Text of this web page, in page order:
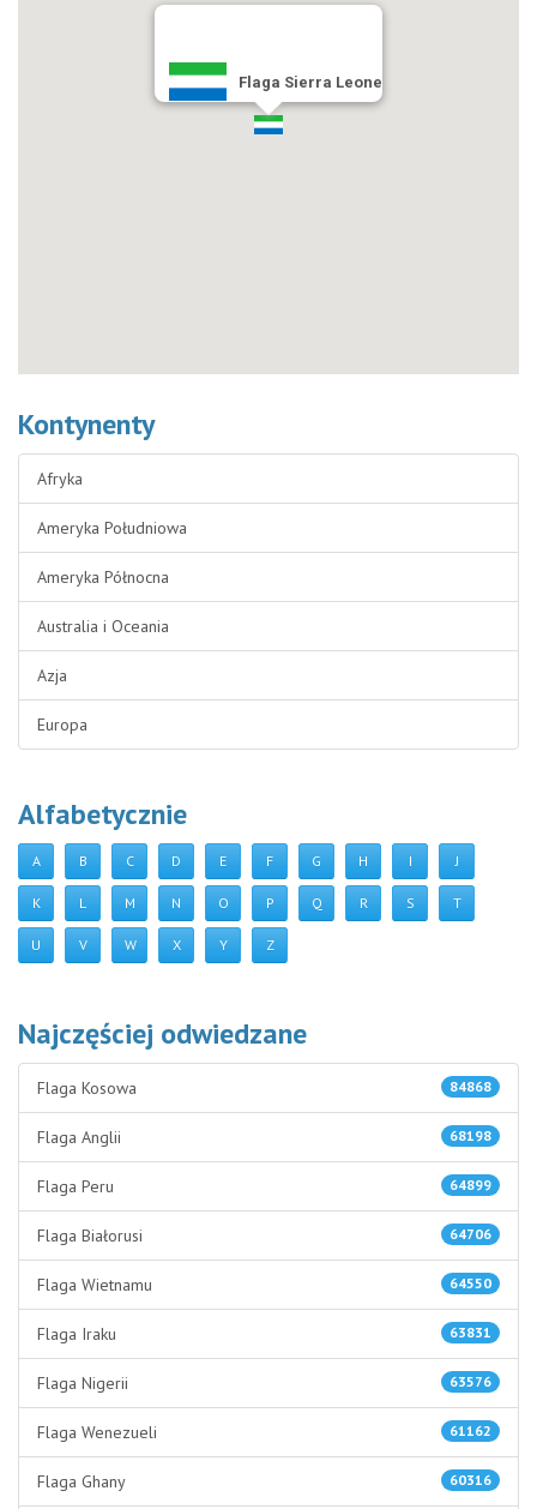
Flaga Sierra Leone
Kontynenty
Afryka
Ameryka Południowa
Ameryka Północna
Australia i Oceania
Azja
Europa
Alfabetycznie
A B C D E F G H I J
K L M N O P Q R S T
U V W X Y Z
Najczęściej odwiedzane
84868
Flaga Kosowa
68198
Flaga Anglii
64899
Flaga Peru
64706
Flaga Białorusi
64550
Flaga Wietnamu
63831
Flaga Iraku
63576
Flaga Nigerii
61162
Flaga Wenezueli
60316
Flaga Ghany